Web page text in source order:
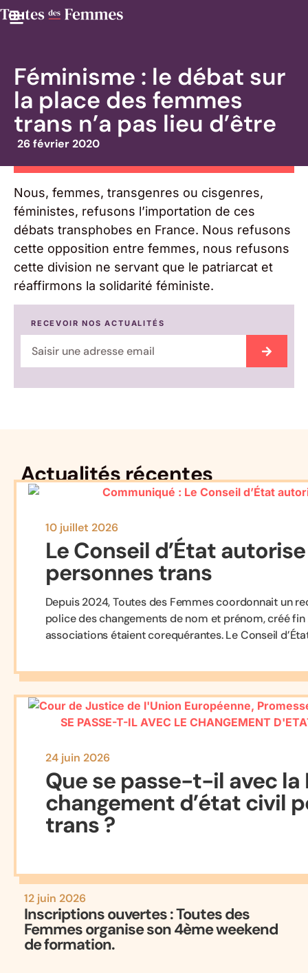
Féminisme : le débat sur
la place des femmes
trans n’a pas lieu d’être
26 février 2020
Nous, femmes, transgenres ou cisgenres,
féministes, refusons l’importation de ces
débats transphobes en France. Nous refusons
cette opposition entre femmes, nous refusons
cette division ne servant que le patriarcat et
réaffirmons la solidarité féministe.
RECEVOIR NOS ACTUALITÉS
Actualités récentes
10 juillet 2026
Le Conseil d’État
personnes trans
Depuis 2024, Toutes des Femmes coordonnait un
police des changements de nom et prénom, créé
associations étaient corequérantes. Le Conseil
24 juin 2026
Que se passe-t-il avec la
changement d’état civil
trans ?
12 juin 2026
Inscriptions ouvertes : Toutes des
Femmes organise son 4ème weekend
de formation.